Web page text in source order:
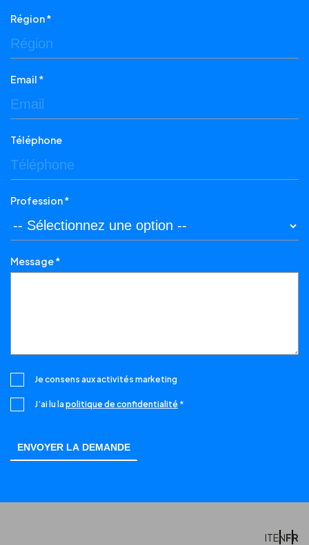
Région *
Email *
Téléphone
Profession *
Message *
Je consens aux activités marketing
J’ai lu lapolitique de confidentialité *
ITENFR